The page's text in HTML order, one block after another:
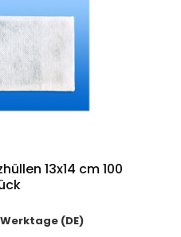
13x14 cm 100
(DE)